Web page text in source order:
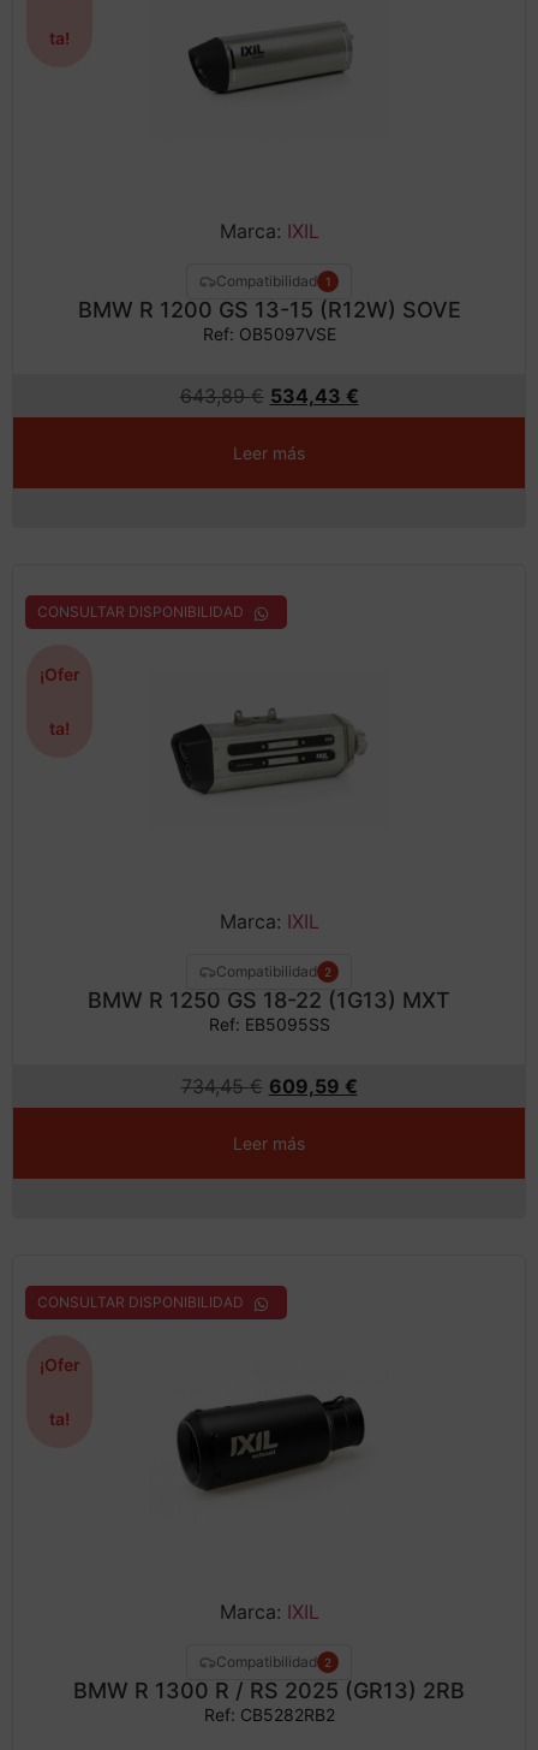
Marca: IXIL
1
BMW R 1200 GS 13-15 (R12W) SOVE
Ref: OB5097VSE
643,89 € 534,43 €
CONSULTAR DISPONIBILIDAD
Marca: IXIL
2
BMW R 1250 GS 18-22 (1G13) MXT
Ref: EB5095SS
734,45 € 609,59 €
CONSULTAR DISPONIBILIDAD
Marca: IXIL
2
BMW R 1300 R / RS 2025 (GR13) 2RB
Ref: CB5282RB2